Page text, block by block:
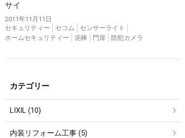
サイ
2011年11月11日
セキュリティー
セコム
センサーライト
ホームセキュリティー
泥棒 門扉 防犯カメラ
カテゴリー
LIXIL (10)
内装リフォーム工事 (5)